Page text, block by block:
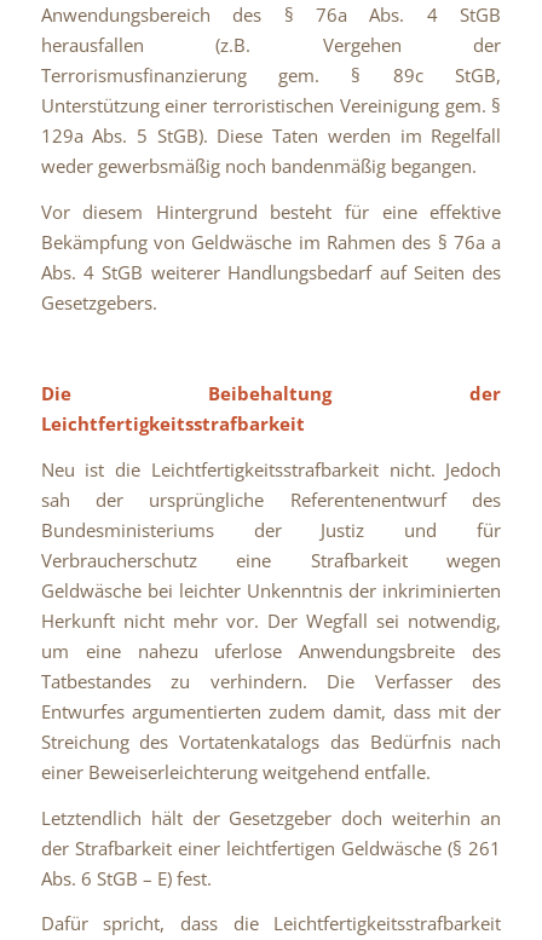
Anwendungsbereich des § 76a Abs. 4 StGB
herausfallen (z.B. Vergehen der
Terrorismusfinanzierung gem. § 89c StGB,
Unterstützung einer terroristischen Vereinigung gem. §
129a Abs. 5 StGB). Diese Taten werden im Regelfall
weder gewerbsmäßig noch bandenmäßig begangen.
Vor diesem Hintergrund besteht für eine effektive
Bekämpfung von Geldwäsche im Rahmen des § 76a a
Abs. 4 StGB weiterer Handlungsbedarf auf Seiten des
Gesetzgebers.
Die Beibehaltung der
Leichtfertigkeitsstrafbarkeit
Neu ist die Leichtfertigkeitsstrafbarkeit nicht. Jedoch
sah der ursprüngliche Referentenentwurf des
Bundesministeriums der Justiz und für
Verbraucherschutz eine Strafbarkeit wegen
Geldwäsche bei leichter Unkenntnis der inkriminierten
Herkunft nicht mehr vor. Der Wegfall sei notwendig,
um eine nahezu uferlose Anwendungsbreite des
Tatbestandes zu verhindern. Die Verfasser des
Entwurfes argumentierten zudem damit, dass mit der
Streichung des Vortatenkatalogs das Bedürfnis nach
einer Beweiserleichterung weitgehend entfalle.
Letztendlich hält der Gesetzgeber doch weiterhin an
der Strafbarkeit einer leichtfertigen Geldwäsche (§ 261
Abs. 6 StGB – E) fest.
Dafür spricht, dass die Leichtfertigkeitsstrafbarkeit